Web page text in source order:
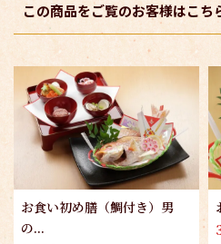
この商品をご覧のお客様はこち
お食い初め膳（鯛付き）男
の...